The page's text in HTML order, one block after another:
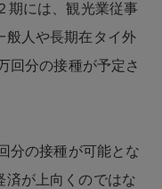
期には、観光業従事
般人や長期在タイ外
回分の接種が予定さ
分の接種が可能とな
済が上向くのではな